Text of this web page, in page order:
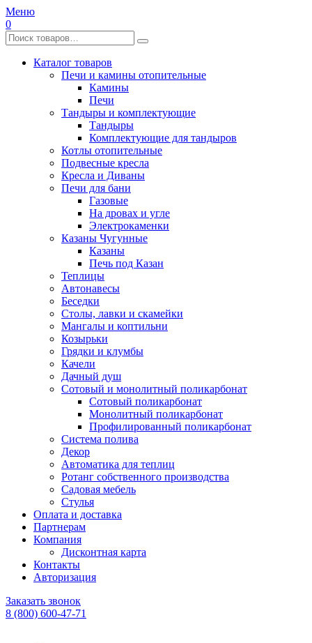
Меню
0
Каталог товаров
Печи и камины отопительные
Камины
Печи
Тандыры и комплектующие
Тандыры
Комплектующие для тандыров
Котлы отопительные
Подвесные кресла
Кресла и Диваны
Печи для бани
Газовые
На дровах и угле
Электрокаменки
Казаны Чугунные
Казаны
Печь под Казан
Теплицы
Автонавесы
Беседки
Столы, лавки и скамейки
Мангалы и коптильни
Козырьки
Грядки и клумбы
Качели
Дачный душ
Сотовый и монолитный поликарбонат
Сотовый поликарбонат
Монолитный поликарбонат
Профилированный поликарбонат
Система полива
Декор
Автоматика для теплиц
Ротанг собственного производства
Садовая мебель
Стулья
Оплата и доставка
Партнерам
Компания
Дисконтная карта
Контакты
Авторизация
Заказать звонок
8 (800) 600-47-71